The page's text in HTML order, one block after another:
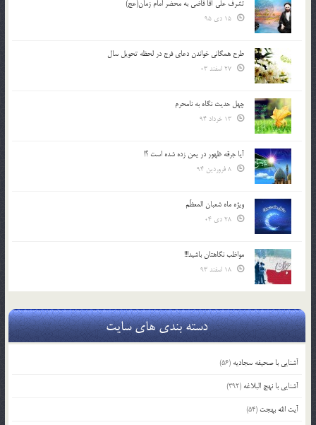
تشرف علي آقا قاضي به محضر امام زمان(عج)
طرح همگانی خواندن دعای فرج در لحظه تحویل سال
چهل حدیث نگاه به نامحرم
آیا جرقه ظهور در یمن زده شده است ؟!
ویژه ماه شعبان المعظّم
مواظب نگاهتان باشید!!!
دسته بندی های سایت
آشنایی با صحیفه سجادیه (56)
آشنایی با نهج البلاغه (392)
آیت الله بهجت (54)